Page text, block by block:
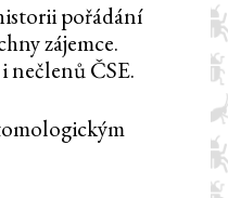
pořádání
zájemce.
nečlenů ČSE.